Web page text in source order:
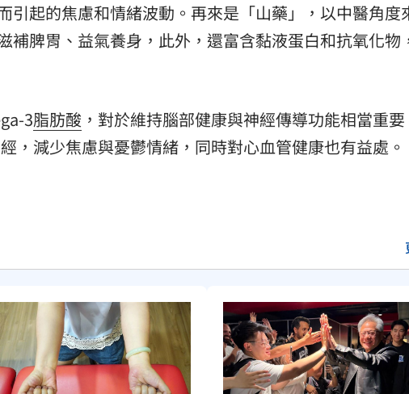
引起的焦慮和情緒波動。再來是「山藥」，以中醫角度
補脾胃、益氣養身，此外，還富含黏液蛋白和抗氧化物
3脂肪酸 ，對於維持腦部健康與神經傳導功能相當重要
，減少焦慮與憂鬱情緒，同時對心血管健康也有益處。